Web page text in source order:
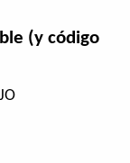
(y código